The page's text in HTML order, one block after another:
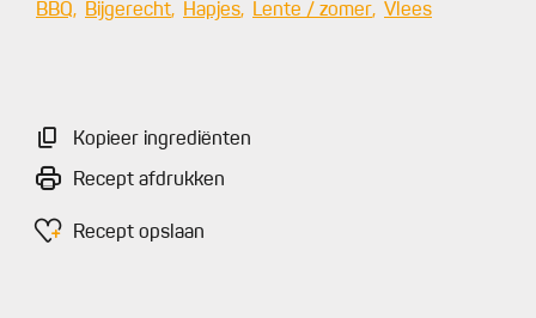
BBQ
Bijgerecht Hapjes Lente / zomer Vlees
Kopieer ingrediënten
Recept afdrukken
Recept opslaan